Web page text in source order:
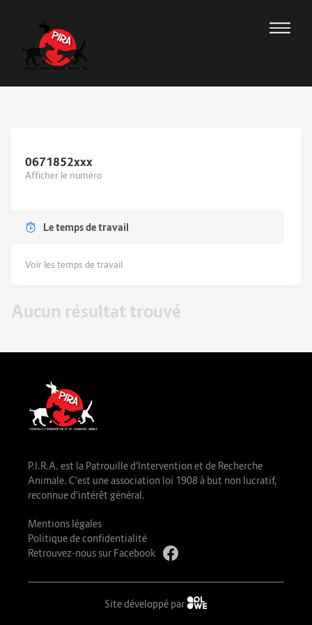
0671852xxx
Afficher le numéro
Le temps de travail
Voir les temps de travail
Aucun résultat trouvé
P.I.R.A. est la Patrouille d’Intervention et de Recherche
Animale. C’est une association loi 1908 à but non lucratif,
reconnue d’intérêt général.
Mentions légales
Politique de confidentialité
Retrouvez-nous sur Facebook
Site développé par